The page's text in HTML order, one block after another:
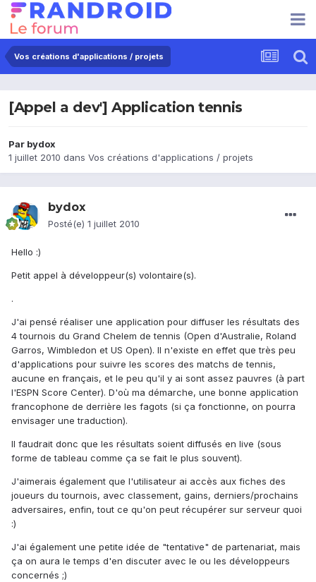
Vos créations d'applications / projets
[Appel a dev'] Application tennis
Par bydox
1 juillet 2010 dans Vos créations d'applications / projets
bydox
Posté(e) 1 juillet 2010
Hello :)
Petit appel à développeur(s) volontaire(s).
.
J'ai pensé réaliser une application pour diffuser les résultats des
4 tournois du Grand Chelem de tennis (Open d'Australie, Roland
Garros, Wimbledon et US Open). Il n'existe en effet que très peu
d'applications pour suivre les scores des matchs de tennis,
aucune en français, et le peu qu'il y ai sont assez pauvres (à part
l'ESPN Score Center). D'où ma démarche, une bonne application
francophone de derrière les fagots (si ça fonctionne, on pourra
envisager une traduction).
Il faudrait donc que les résultats soient diffusés en live (sous
forme de tableau comme ça se fait le plus souvent).
J'aimerais également que l'utilisateur ai accès aux fiches des
joueurs du tournois, avec classement, gains, derniers/prochains
adversaires, enfin, tout ce qu'on peut récupérer sur serveur quoi
:)
J'ai également une petite idée de "tentative" de partenariat, mais
ça on aura le temps d'en discuter avec le ou les développeurs
concernés ;)